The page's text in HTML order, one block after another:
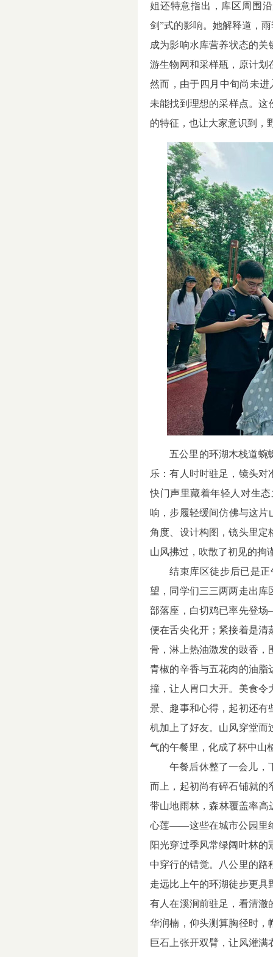
姐还特意指出，库区周围
剑”式的影响。她解释道，
成为影响水库营养状态的
游生物网和采样瓶，原计划
然而，由于四月中旬尚未
未能找到理想的采样点。这
的特征，也让大家意识到，
五公里的环湖木栈道蜿
乐：有人时时驻足，镜头
快门声里藏着年轻人对生
响，步履轻缓间仿佛与这
角度、设计构图，镜头里定
山风拂过，吹散了初见的拘
结束库区徒步后已是
望，同学们三三两两走出库
部落座，白切鸡已率先登场
便在舌尖化开；紧接着是清
骨，淋上热油激发的豉香，
青椒的辛香与五花肉的油脂
撞，让人胃口大开。美食令
景、趣事和心得，起初还有
机加上了好友。山风穿堂而
气的午餐里，化成了杯中山
午餐后休整了一会儿，
而上，起初尚有碎石铺就的
带山地雨林，森林覆盖率高
心莲——这些在城市公园里
阳光穿过季风常绿阔叶林
中穿行的错觉。八公里的路
走远比上午的环湖徒步更具
有人在溪涧前驻足，看清澈
华润楠，仰头测算胸径时，
巨石上张开双臂，让风灌